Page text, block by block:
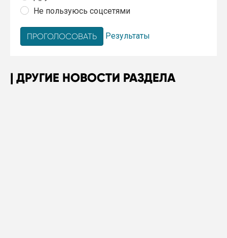
Не пользуюсь соцсетями
Результаты
ДРУГИЕ НОВОСТИ РАЗДЕЛА